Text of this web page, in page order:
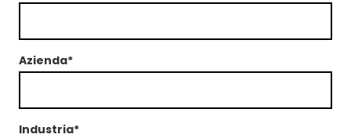
Azienda*
Industria*